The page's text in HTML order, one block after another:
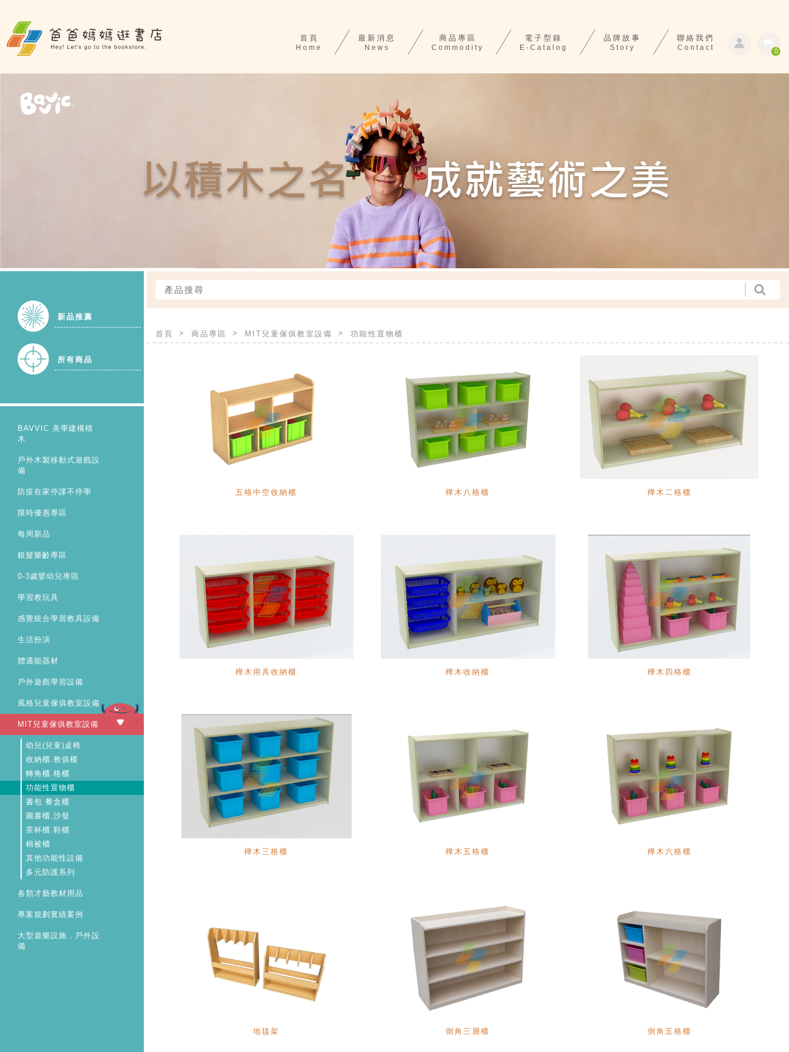
0
首頁
Home
最新消息
News
商品專區
Commodity
電子型錄
E-Catalog
品牌故事
Story
聯絡我們
Contact
新品推薦
所有商品
BAVVIC 美學建構積
木
戶外木製移動式遊戲設
備
防疫在家停課不停學
限時優惠專區
每周新品
銀髮樂齡專區
0-3歲嬰幼兒專區
學習教玩具
感覺統合學習教具設備
生活扮演
體適能器材
戶外遊戲學習設備
風格兒童傢俱教室設備
MIT兒童傢俱教室設備
幼兒(兒童)桌椅
收納櫃.教俱櫃
轉角櫃.格櫃
功能性置物櫃
書包.餐盒櫃
圖書櫃.沙發
茶杯櫃.鞋櫃
棉被櫃
其他功能性設備
多元防護系列
各類才藝教材用品
專案規劃實績案例
大型遊樂設施．戶外設
備
首頁 商品專區 MIT兒童傢俱教室設備 功能性置物櫃
五格中空收納櫃 樺木八格櫃 樺木二格櫃
樺木用具收納櫃 樺木收納櫃 樺木四格櫃
樺木三格櫃 樺木五格櫃 樺木六格櫃
地毯架 倒角三層櫃 倒角五格櫃